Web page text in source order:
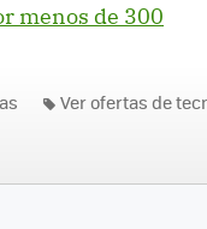
menos de 300
Ver ofertas de